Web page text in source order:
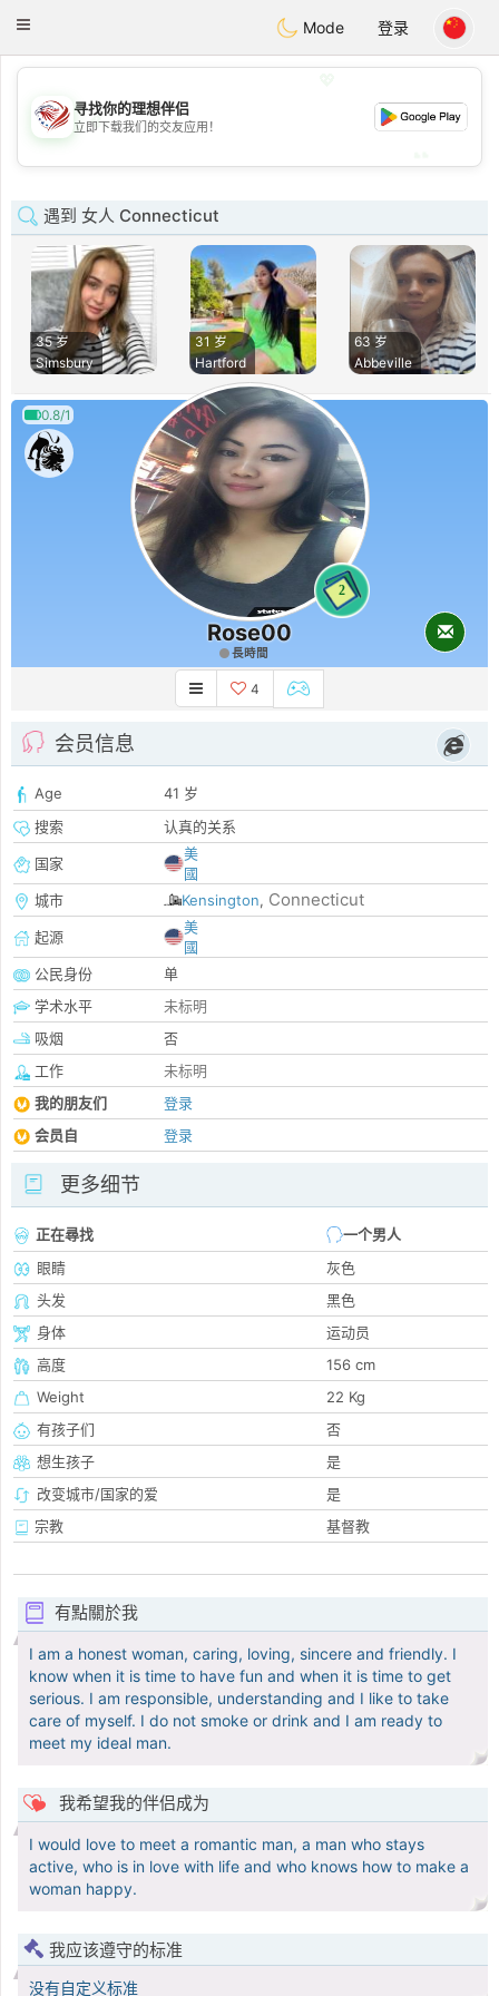
Dating
Toggle
Mode 登录
💖
💕
寻找你的理想伴侣
立即下载我们的交友应用！
遇到 女人 Connecticut
35 岁
Simsbury
31 岁
Hartford
63 岁
Abbeville
0.8/1
2
Rose00
長時間
4
会员信息
Age
41 岁
搜索
认真的关系
国家
美
國
城市
Kensington, Connecticut
起源
美
國
公民身份
单
学术水平
未标明
吸烟
否
工作
未标明
我的朋友们
登录
会员自
登录
更多细节
正在尋找
一个男人
眼睛
灰色
头发
黑色
身体
运动员
高度
156 cm
Weight
22 Kg
有孩子们
否
想生孩子
是
改变城市/国家的爱
是
宗教
基督教
有點關於我
I am a honest woman, caring, loving, sincere and friendly. I
know when it is time to have fun and when it is time to get
serious. I am responsible, understanding and I like to take
care of myself. I do not smoke or drink and I am ready to
meet my ideal man.
我希望我的伴侣成为
I would love to meet a romantic man, a man who stays
active, who is in love with life and who knows how to make a
woman happy.
我应该遵守的标准
没有自定义标准